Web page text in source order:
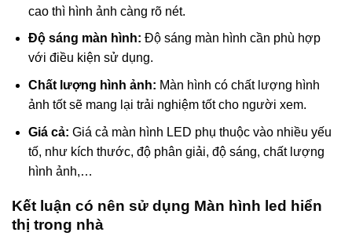
cao thì hình ảnh càng rõ nét.
Độ sáng màn hình: Độ sáng màn hình cần phù hợp
với điều kiện sử dụng.
Chất lượng hình ảnh: Màn hình có chất lượng hình
ảnh tốt sẽ mang lại trải nghiệm tốt cho người xem.
Giá cả: Giá cả màn hình LED phụ thuộc vào nhiều yếu
tố, như kích thước, độ phân giải, độ sáng, chất lượng
hình ảnh,…
Kết luận có nên sử dụng Màn hình led hiển
thị trong nhà